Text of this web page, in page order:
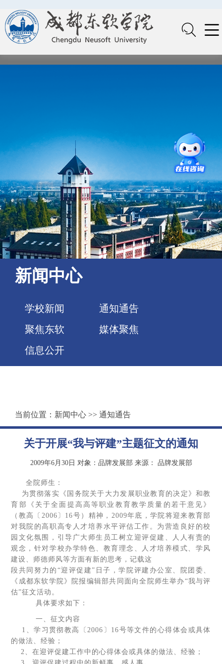
新闻中心
学校新闻
通知通告
聚焦东软
媒体聚焦
信息公开
当前位置： 新闻中心 >> 通知通告
关于开展“我与评建”主题征文的通知
2009年6月30日 对象：品牌发展部 来源： 品牌发展部
全院师生：
为贯彻落实《国务院关于大力发展职业教育的决定》和教
育部《关于全面提高高等职业教育教学质量的若干意见》
（教高〔2006〕16号）精神，2009年底，学院将迎来教育部
对我院的高职高专人才培养水平评估工作。为营造良好的校
园文化氛围，引导广大师生员工树立迎评促建、人人有责的
观念，针对学校办学特色、教育理念、人才培养模式、学风
建设、师德师风等方面有新的思考，记载这
段共同努力的“迎评促建”日子，学院评建办公室、院团委、
《成都东软学院》院报编辑部共同面向全院师生举办“我与评
估”征文活动。
具体要求如下：
一、征文内容
1、学习贯彻教高〔2006〕16号等文件的心得体会或具体
的做法、经验；
2、在迎评促建工作中的心得体会或具体的做法、经验；